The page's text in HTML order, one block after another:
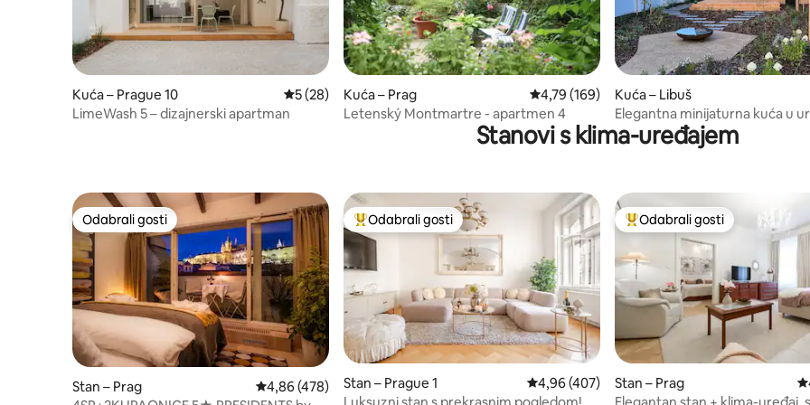
Kuća – Prague 10 Prosječna ocjena: 5/5, recenzija: 28
5 (28)
LimeWash 5 – dizajnerski apartman
Kuća – Prag Prosječna ocjena: 4,79/5, recenzija: 169
4,79 (169)
Letenský Montmartre - apartmen 4
Kuća – Libuš
Elegantna minijaturna kuća u
oazu
Stanovi s klima-uređajem
Odabrali gosti
Odabrali gosti
Stan – Prag Prosječna ocjena: 4,86/5, recenzija: 478
4,86 (478)
Među najviše rangiranima s oznakom „Odabrali gosti”
Odabrali gosti
Stan – Prague 1 Prosječna ocjena: 4,96/5, recenzija: 407
4,96 (407)
Luksuzni stan s prekrasnim pogledom!
Među najviše rangiranima s
Odabrali gosti
Stan – Prag
Elegantan stan + klima-uređaj,